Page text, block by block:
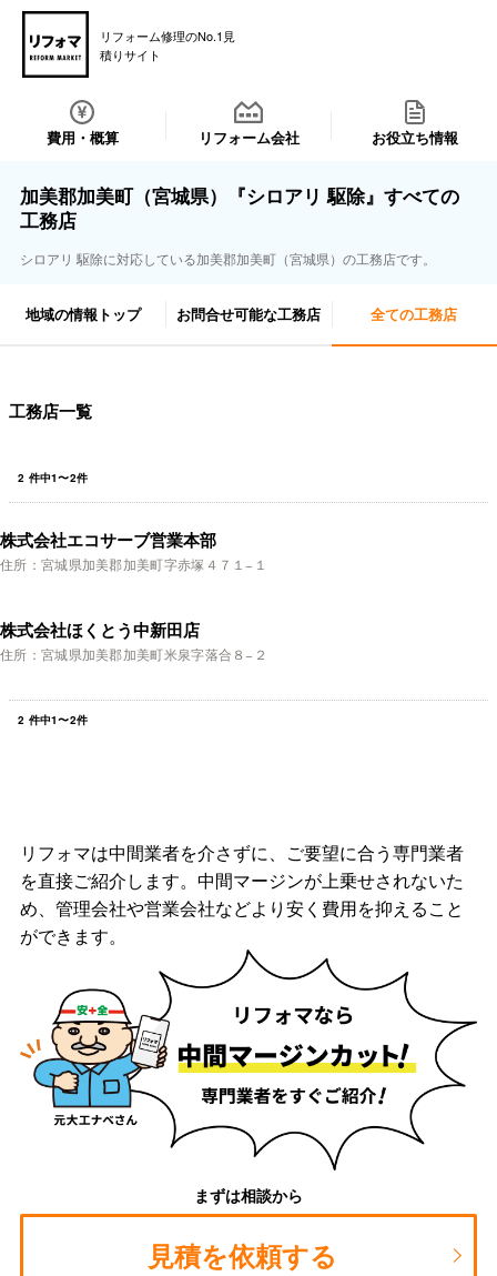
リフォーム修理のNo.1見
積りサイト
費用・概算 リフォーム会社 お役立ち情報
加美郡加美町（宮城県）『シロアリ 駆除』すべての
工務店
シロアリ 駆除に対応している加美郡加美町（宮城県）の工務店です。
地域の情報トップ お問合せ可能な工務店 全ての工務店
工務店一覧
2 件中1〜2件
株式会社エコサーブ営業本部
住所：宮城県加美郡加美町字赤塚４７１−１
株式会社ほくとう中新田店
住所：宮城県加美郡加美町米泉字落合８−２
2 件中1〜2件
リフォマは中間業者を介さずに、ご要望に合う専門業者
を直接ご紹介します。中間マージンが上乗せされないた
め、管理会社や営業会社などより安く費用を抑えること
ができます。
まずは相談から
見積を依頼する